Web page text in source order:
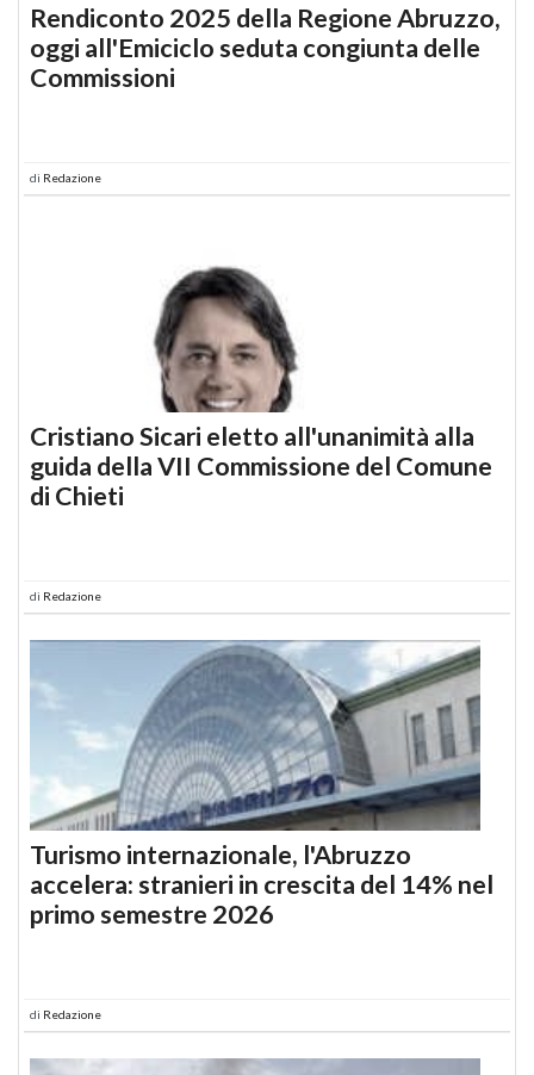
Rendiconto 2025 della Regione Abruzzo,
oggi all'Emiciclo seduta congiunta delle
Commissioni
di Redazione
Cristiano Sicari eletto all'unanimità alla
guida della VII Commissione del Comune
di Chieti
di Redazione
Turismo internazionale, l'Abruzzo
accelera: stranieri in crescita del 14% nel
primo semestre 2026
di Redazione